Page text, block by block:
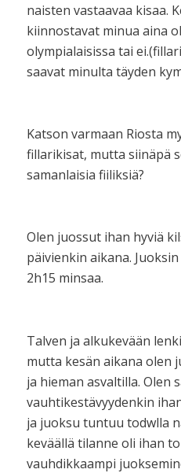
naisten vastaavaa kisaa.
kiinnostavat minua aina
olympialaisissa tai
saavat minulta täyden
Katson varmaan Riosta
fillarikisat, mutta siinäpä
samanlaisia fiiliksiä?
Olen juossut ihan hyviä
päivienkin aikana.
2h15 minsaa.
Talven ja alkukevään
mutta kesän aikana olen
ja hieman asvaltilla. Olen
vauhtikestävyydenkin
ja juoksu tuntuu todwlla
keväällä tilanne oli ihan
vauhdikkaampi